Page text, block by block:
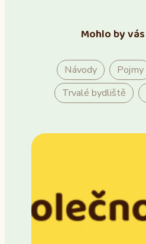
Mohlo by
Návody Pojmy
Trvalé bydliště